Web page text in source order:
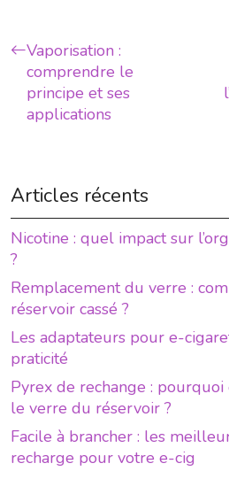
Vaporisation :
comprendre le
principe et ses
applications
Articles récents
Nicotine : quel impact sur
?
Remplacement du verre :
réservoir cassé ?
Les adaptateurs pour e-
praticité
Pyrex de rechange :
le verre du réservoir ?
Facile à brancher : les
recharge pour votre e-cig